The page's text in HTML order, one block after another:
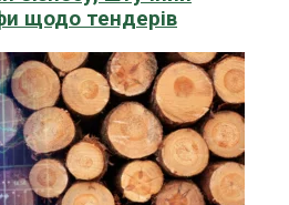
щодо тендерів